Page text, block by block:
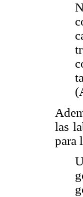
las
para